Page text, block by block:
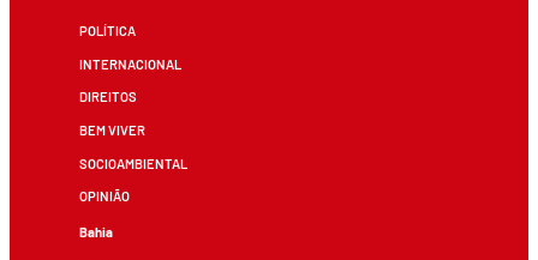
POLÍTICA
INTERNACIONAL
DIREITOS
BEM VIVER
SOCIOAMBIENTAL
OPINIÃO
Bahia